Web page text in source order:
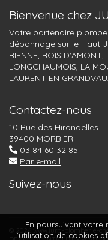
Bienvenue chez
Votre partenaire
dépannage sur le Haut
BIENNE, BOIS D'AMONT,
LONGCHAUMOIS, LA
LAURENT EN
Contactez-nous
10 Rue des Hirondelles
39400 MORBIER
03 84 60 32 85
Par e-mail
Suivez-nous
© 2026 www.jura-plomberie-
En poursuivant votre
l’utilisation de cookies